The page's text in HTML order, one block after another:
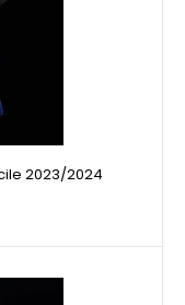
2023/2024